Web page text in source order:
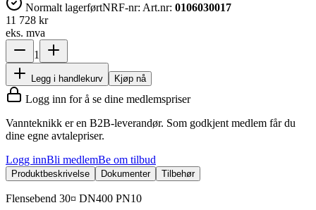
Normalt lagerførtNRF-nr: Art.nr: 0106030017
11 728 kr
eks. mva
1
Legg i handlekurv Kjøp nå
Logg inn for å se dine medlemspriser
Vannteknikk er en B2B-leverandør. Som godkjent medlem får du
dine egne avtalepriser.
Logg innBli medlemBe om tilbud
Produktbeskrivelse Dokumenter Tilbehør
Flensebend 30¤ DN400 PN10